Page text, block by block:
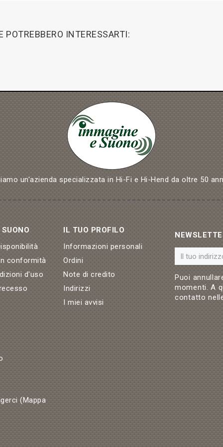
POTREBBERO INTERESSARTI:
un'azienda specializzata in Hi-Fi e Hi-Hend da oltre 50
conformità
d'uso
(Mappa
IL TUO PROFILO
Informazioni personali
Ordini
Note di credito
Indirizzi
I miei avvisi
Puoi
momenti. A
contatto